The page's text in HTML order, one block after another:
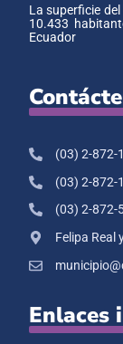
La superficie
10.433
Ecuador
(03) 2-872-
(03) 2-872-
(03) 2-872-
Felipa Real
Enlaces